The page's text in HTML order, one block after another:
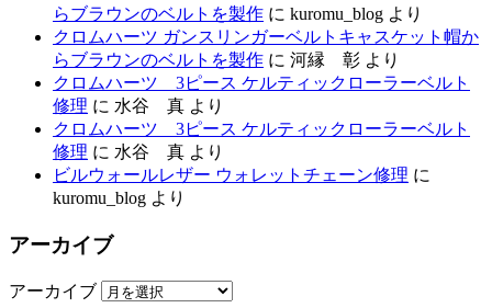
らブラウンのベルトを製作 に kuromu_blog より
クロムハーツ ガンスリンガーベルトキャスケット帽か
らブラウンのベルトを製作 に 河縁 彰 より
クロムハーツ 3ピース ケルティックローラーベルト
修理 に 水谷 真 より
クロムハーツ 3ピース ケルティックローラーベルト
修理 に 水谷 真 より
ビルウォールレザー ウォレットチェーン修理 に
kuromu_blog より
アーカイブ
アーカイブ